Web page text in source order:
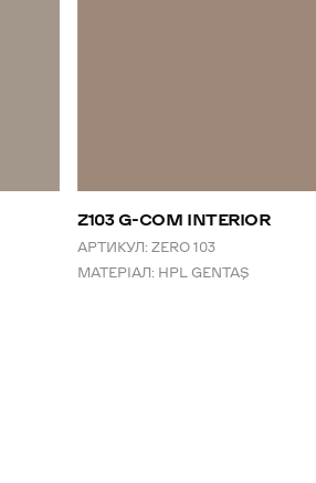
Z103 G-COM INTERIOR
АРТИКУЛ: ZERO 103
МАТЕРІАЛ: HPL GENTAŞ